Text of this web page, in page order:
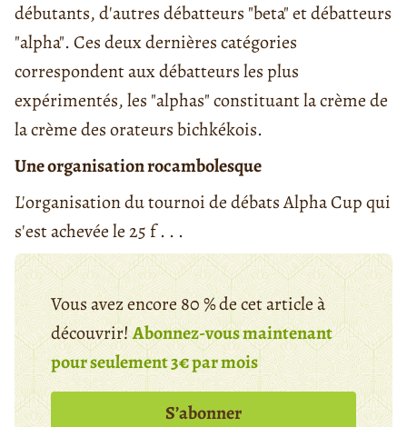
débutants, d'autres débatteurs "beta" et débatteurs
"alpha". Ces deux dernières catégories
correspondent aux débatteurs les plus
expérimentés, les "alphas" constituant la crème de
la crème des orateurs bichkékois.
Une organisation rocambolesque
L'organisation du tournoi de débats Alpha Cup qui
s'est achevée le 25 f . . .
Vous avez encore 80 % de cet article à
découvrir!Abonnez-vous maintenant
pour seulement 3€ par mois
S’abonner